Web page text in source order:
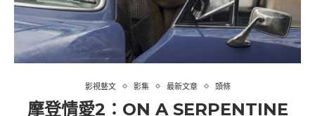
影視藝文 影集 最新文章 頭條
摩登情愛2：ON A SERPENTINE